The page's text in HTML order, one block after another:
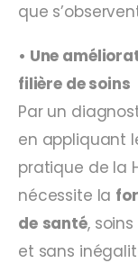
que
• Une
filière de soins
Par un
en appliquant
pratique de la
nécessite la
de santé,
et sans